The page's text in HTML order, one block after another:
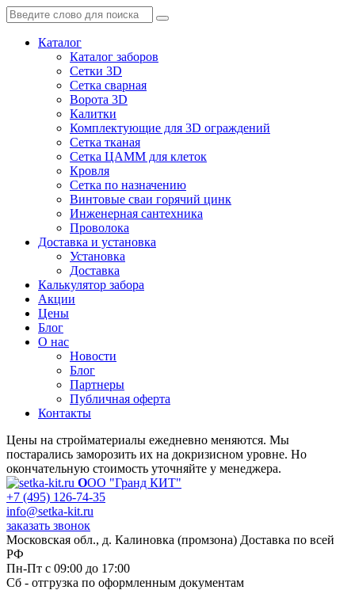
Каталог
Каталог заборов
Сетки 3D
Сетка сварная
Ворота 3D
Калитки
Комплектующие для 3D ограждений
Сетка тканая
Сетка ЦАММ для клеток
Кровля
Сетка по назначению
Винтовые сваи горячий цинк
Инженерная сантехника
Проволока
Доставка и установка
Установка
Доставка
Калькулятор забора
Акции
Цены
Блог
О нас
Новости
Блог
Партнеры
Публичная оферта
Контакты
Цены на стройматериалы ежедневно меняются. Мы
постарались заморозить их на докризисном уровне. Но
окончательную стоимость уточняйте у менеджера.
ООО "Гранд КИТ"
+7 (495) 126-74-35
info@setka-kit.ru
заказать звонок
Московская обл., д. Калиновка (промзона) Доставка по всей
РФ
Пн-Пт с 09:00 до 17:00
Сб - отгрузка по оформленным документам